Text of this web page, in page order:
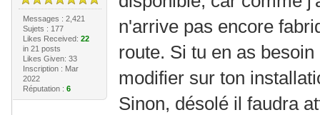
Messages : 2,421
Sujets : 177
Likes Received: 22
in 21 posts
Likes Given: 33
Inscription : Mar
2022
Réputation : 6
n'arrive pas encore
route. Si tu en as
modifier sur ton
Sinon, désolé il faudra